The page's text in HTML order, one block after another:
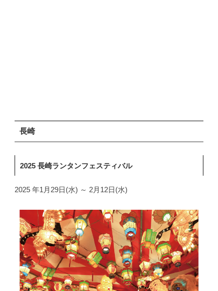
長崎
2025 長崎ランタンフェスティバル
2025 年1月29日(水) ～ 2月12日(水)